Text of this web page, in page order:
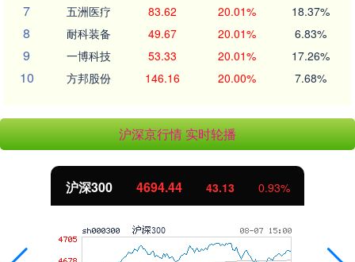
7 五洲医疗 83.62 20.01% 18.37%
8 耐科装备 49.67 20.01% 6.83%
9 一博科技 53.33 20.01% 17.26%
10 方邦股份 146.16 20.00% 7.68%
沪深京行情 实时轮播
北证50 1134.24